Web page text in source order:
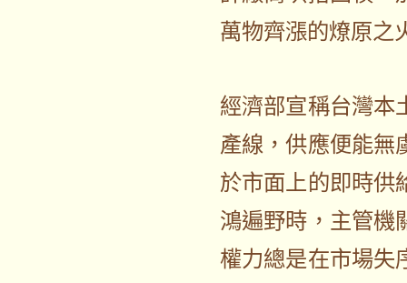
萬物齊漲的燎原之
經濟部宣稱台灣本
產線，供應便能無
於市面上的即時供
鴻遍野時，主管機
權力總是在市場失